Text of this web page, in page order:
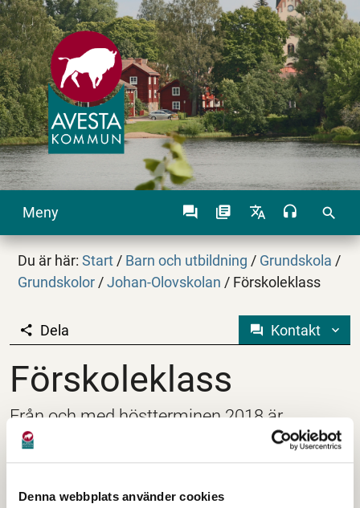
Denna webbplats använder cookies
Meny search
Du är här:Start / Barn och utbildning / Grundskola /
Grundskolor / Johan-Olovskolan / Förskoleklass
Förskoleklass
Dela Kontakt
Förskoleklass
Från och med höstterminen 2018 är
förskoleklassen obligatorisk. Det innebär att
barn som är bosatta i Sverige har skolplikt
från höstterminen det år då de fyller sex år.